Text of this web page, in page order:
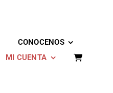
CONOCENOS
MI CUENTA